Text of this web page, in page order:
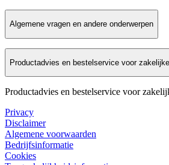
Algemene vragen en andere onderwerpen
Productadvies en bestelservice voor
Productadvies en bestelservice voor
Privacy
Disclaimer
Algemene voorwaarden
Bedrijfsinformatie
Cookies